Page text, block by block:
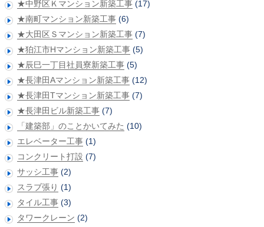
★中野区Ｋマンション新築工事 (17)
★南町マンション新築工事 (6)
★大田区Ｓマンション新築工事 (7)
★狛江市Hマンション新築工事 (5)
★辰巳一丁目社員寮新築工事 (5)
★長津田Aマンション新築工事 (12)
★長津田Tマンション新築工事 (7)
★長津田ビル新築工事 (7)
「建築部」のことかいてみた (10)
エレベーター工事 (1)
コンクリート打設 (7)
サッシ工事 (2)
スラブ張り (1)
タイル工事 (3)
タワークレーン (2)